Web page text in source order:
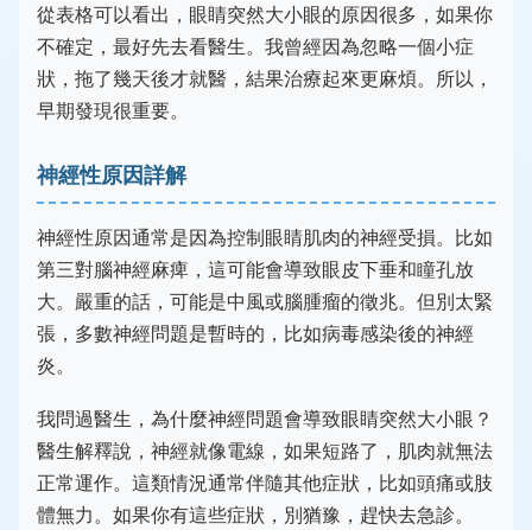
從表格可以看出，眼睛突然大小眼的原因很多，如果你
不確定，最好先去看醫生。我曾經因為忽略一個小症
狀，拖了幾天後才就醫，結果治療起來更麻煩。所以，
早期發現很重要。
神經性原因詳解
神經性原因通常是因為控制眼睛肌肉的神經受損。比如
第三對腦神經麻痺，這可能會導致眼皮下垂和瞳孔放
大。嚴重的話，可能是中風或腦腫瘤的徵兆。但別太緊
張，多數神經問題是暫時的，比如病毒感染後的神經
炎。
我問過醫生，為什麼神經問題會導致眼睛突然大小眼？
醫生解釋說，神經就像電線，如果短路了，肌肉就無法
正常運作。這類情況通常伴隨其他症狀，比如頭痛或肢
體無力。如果你有這些症狀，別猶豫，趕快去急診。